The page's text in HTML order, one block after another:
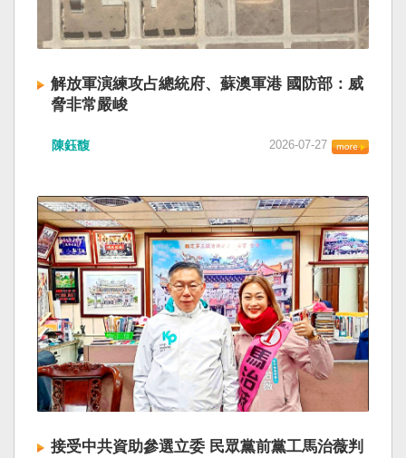
解放軍演練攻占總統府、蘇澳軍港 國防部：威
脅非常嚴峻
陳鈺馥 2026-07-27
接受中共資助參選立委 民眾黨前黨工馬治薇判